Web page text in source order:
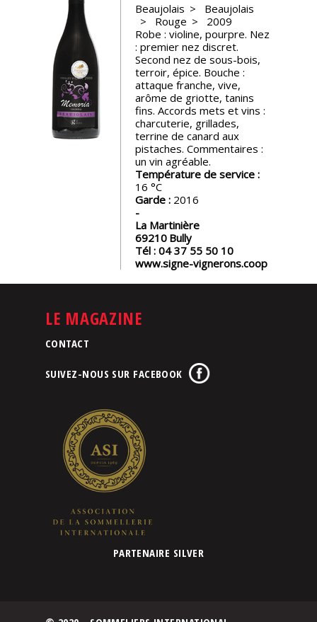
Nos
événements
Spiritueux
Notes
de
dégustation
la
Beaujolais
Beaujolais
Rouge
2009
Robe : violine, pourpre. Nez
: premier nez discret.
Second nez de sous-bois,
terroir, épice. Bouche :
attaque franche, vive,
arôme de griotte, tanins
fins. Accords mets et vins :
charcuterie, grillades,
terrine de canard aux
pistaches. Commentaires :
un vin agréable.
Température de service :
16
Garde : 2016
La Martinière
69210 Bully
Tél : 04 37 55 50 10
www.signe-vignerons.coop
LE MAGAZINE
CONTACT
SUIVEZ-NOUS SUR FACEBOOK
PARTENAIRE SILVER